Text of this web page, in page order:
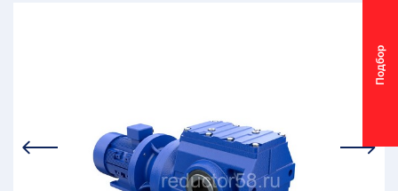
П
о
д
б
о
р
м
о
т
о
р
-
р
е
д
у
к
т
о
р